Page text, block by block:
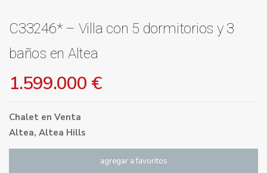
C33246* – Villa con 5 dormitorios y 3
baños en Altea
1.599.000 €
Chalet en Venta
Altea, Altea Hills
agregar a favoritos